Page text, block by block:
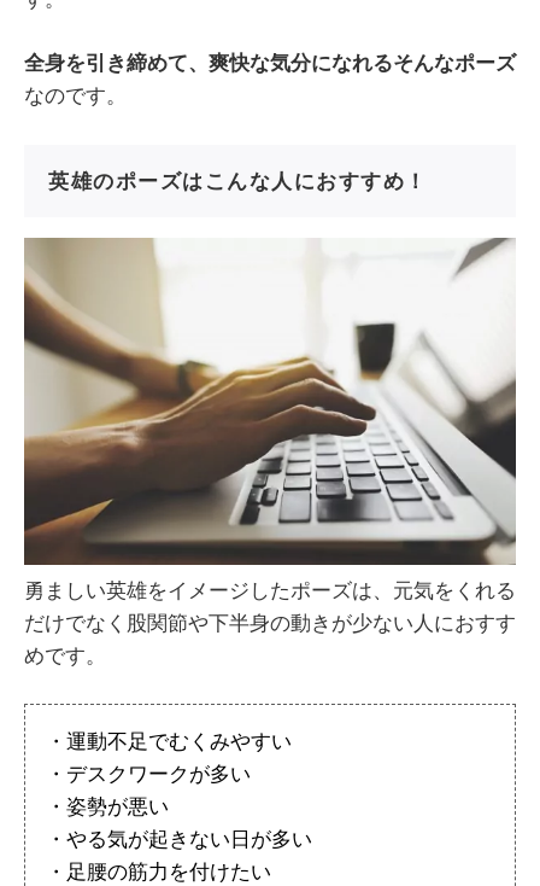
全身を引き締めて、爽快な気分になれるそんなポーズ
なのです。
英雄のポーズはこんな人におすすめ！
勇ましい英雄をイメージしたポーズは、元気をくれる
だけでなく股関節や下半身の動きが少ない人におすす
めです。
・運動不足でむくみやすい
・デスクワークが多い
・姿勢が悪い
・やる気が起きない日が多い
・足腰の筋力を付けたい